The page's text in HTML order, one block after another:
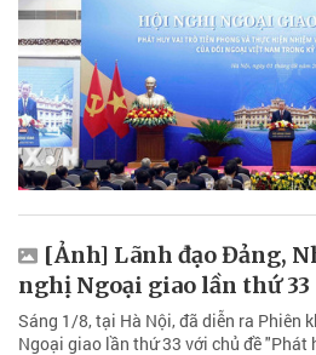
[Ảnh] Lãnh đạo Đảng,
nghị Ngoại giao lần thứ 33
Sáng 1/8, tại Hà Nội, đã diễn ra Phiên
Ngoại giao lần thứ 33 với chủ đề "Phát